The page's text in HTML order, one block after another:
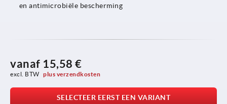
en antimicrobiële bescherming
vanaf 15,58 €
excl. BTW plus verzendkosten
SELECTEER EERST EEN VARIANT